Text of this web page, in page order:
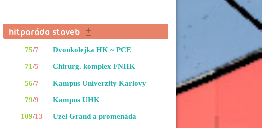
75/7
71/5
56/7
79/9
109/13
Dvoukolejka HK ~ PCE
Chirurg. komplex FNHK
Kampus Univerzity Karlovy
Kampus UHK
Uzel Grand a promenáda